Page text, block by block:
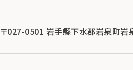
〒027-0501 岩手縣下水郡岩泉町岩